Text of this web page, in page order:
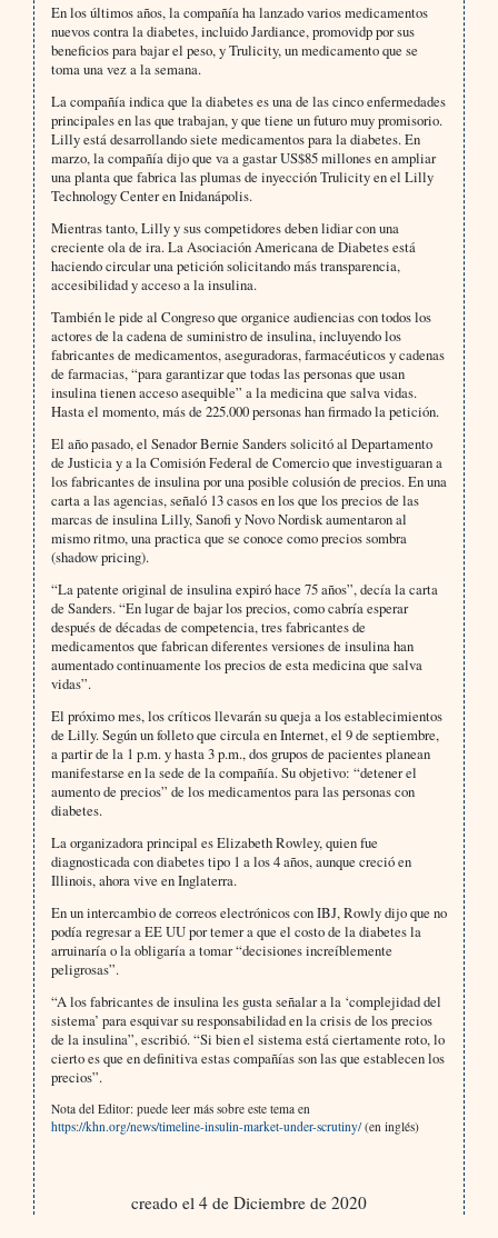
En los últimos años, la compañía ha lanzado varios medicamentos
nuevos contra la diabetes, incluido Jardiance, promovidp por sus
beneficios para bajar el peso, y Trulicity, un medicamento que se
toma una vez a la semana.
La compañía indica que la diabetes es una de las cinco enfermedades
principales en las que trabajan, y que tiene un futuro muy promisorio.
Lilly está desarrollando siete medicamentos para la diabetes. En
marzo, la compañía dijo que va a gastar US$85 millones en ampliar
una planta que fabrica las plumas de inyección Trulicity en el Lilly
Technology Center en Inidanápolis.
Mientras tanto, Lilly y sus competidores deben lidiar con una
creciente ola de ira. La Asociación Americana de Diabetes está
haciendo circular una petición solicitando más transparencia,
accesibilidad y acceso a la insulina.
También le pide al Congreso que organice audiencias con todos los
actores de la cadena de suministro de insulina, incluyendo los
fabricantes de medicamentos, aseguradoras, farmacéuticos y cadenas
de farmacias, “para garantizar que todas las personas que usan
insulina tienen acceso asequible” a la medicina que salva vidas.
Hasta el momento, más de 225.000 personas han firmado la petición.
El año pasado, el Senador Bernie Sanders solicitó al Departamento
de Justicia y a la Comisión Federal de Comercio que investiguaran a
los fabricantes de insulina por una posible colusión de precios. En una
carta a las agencias, señaló 13 casos en los que los precios de las
marcas de insulina Lilly, Sanofi y Novo Nordisk aumentaron al
mismo ritmo, una practica que se conoce como precios sombra
(shadow pricing).
“La patente original de insulina expiró hace 75 años”, decía la carta
de Sanders. “En lugar de bajar los precios, como cabría esperar
después de décadas de competencia, tres fabricantes de
medicamentos que fabrican diferentes versiones de insulina han
aumentado continuamente los precios de esta medicina que salva
vidas”.
El próximo mes, los críticos llevarán su queja a los establecimientos
de Lilly. Según un folleto que circula en Internet, el 9 de septiembre,
a partir de la 1 p.m. y hasta 3 p.m., dos grupos de pacientes planean
manifestarse en la sede de la compañía. Su objetivo: “detener el
aumento de precios” de los medicamentos para las personas con
diabetes.
La organizadora principal es Elizabeth Rowley, quien fue
diagnosticada con diabetes tipo 1 a los 4 años, aunque creció en
Illinois, ahora vive en Inglaterra.
En un intercambio de correos electrónicos con IBJ, Rowly dijo que no
podía regresar a EE UU por temer a que el costo de la diabetes la
arruinaría o la obligaría a tomar “decisiones increíblemente
peligrosas”.
“A los fabricantes de insulina les gusta señalar a la ‘complejidad del
sistema’ para esquivar su responsabilidad en la crisis de los precios
de la insulina”, escribió. “Si bien el sistema está ciertamente roto, lo
cierto es que en definitiva estas compañías son las que establecen los
precios”.
Nota del Editor: puede leer más sobre este tema en
https://khn.org/news/timeline-insulin-market-under-scrutiny/(en inglés)
creado el 4 de Diciembre de 2020